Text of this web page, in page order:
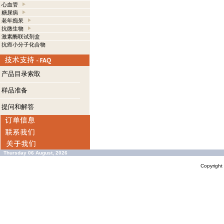
心血管
糖尿病
老年痴呆
抗微生物
激素酶联试剂盒
抗癌小分子化合物
产品目录索取
样品准备
提问和解答
Thursday 06 August, 2026